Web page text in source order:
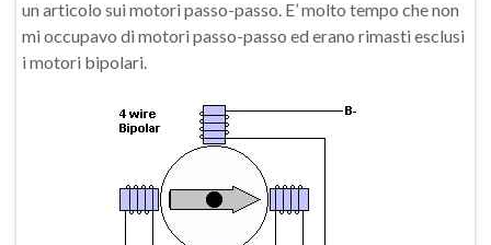
un articolo sui motori passo-passo. E’ molto tempo che non
mi occupavo di motori passo-passo ed erano rimasti esclusi
i motori bipolari.